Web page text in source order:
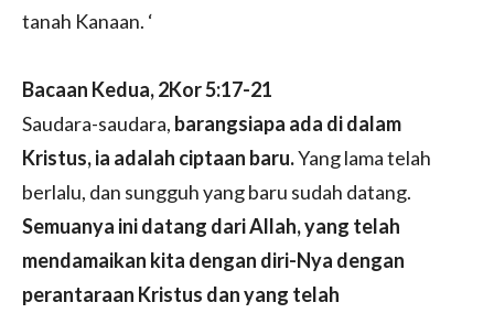
tanah Kanaan. ‘
Bacaan Kedua, 2Kor 5:17-21
Saudara-saudara, barangsiapa ada di dalam
Kristus, ia adalah ciptaan baru.Yang lama telah
berlalu, dan sungguh yang baru sudah datang.
Semuanya ini datang dari Allah, yang telah
mendamaikan kita dengan diri-Nya dengan
perantaraan Kristus dan yang telah